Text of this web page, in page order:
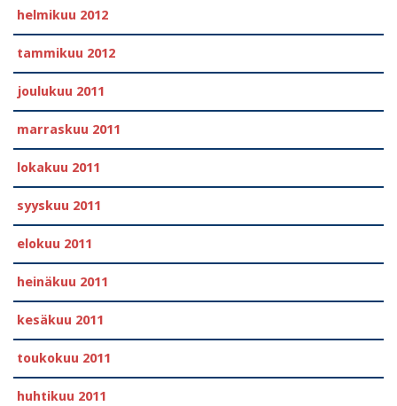
helmikuu 2012
tammikuu 2012
joulukuu 2011
marraskuu 2011
lokakuu 2011
syyskuu 2011
elokuu 2011
heinäkuu 2011
kesäkuu 2011
toukokuu 2011
huhtikuu 2011